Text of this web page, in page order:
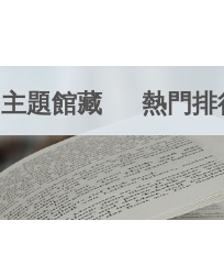
主題館藏 熱門排